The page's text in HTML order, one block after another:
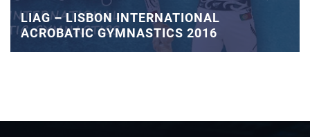
LIAG – LISBON INTERNATIONAL
ACROBATIC GYMNASTICS 2016